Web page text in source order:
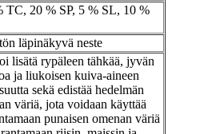
TC, 20 % SP, 5 % SL, 10 %
läpinäkyvä neste
lisätä rypäleen tähkää, jyvän
ja liukoisen kuiva-aineen
sekä edistää hedelmän
väriä, jota voidaan käyttää
punaisen omenan väriä